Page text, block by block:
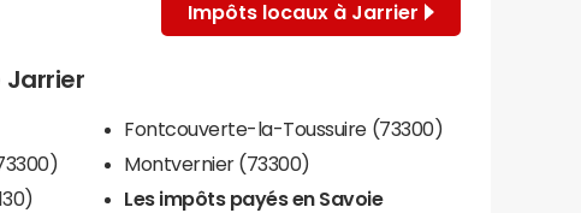
Impôts locaux à Jarrier
Jarrier
Fontcouverte-la-Toussuire (73300)
Montvernier (73300)
Les impôts payés en Savoie